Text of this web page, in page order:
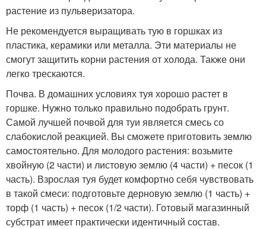
растение из пульверизатора.
Не рекомендуется выращивать тую в горшках из
пластика, керамики или металла. Эти материалы не
смогут защитить корни растения от холода. Также они
легко трескаются.
Почва. В домашних условиях туя хорошо растет в
горшке. Нужно только правильно подобрать грунт.
Самой лучшей почвой для туи является смесь со
слабокислой реакцией. Вы сможете приготовить землю
самостоятельно. Для молодого растения: возьмите
хвойную (2 части) и листовую землю (4 части) + песок (1
часть). Взрослая туя будет комфортно себя чувствовать
в такой смеси: подготовьте дерновую землю (1 часть) +
торф (1 часть) + песок (1/2 части). Готовый магазинный
субстрат имеет практически идентичный состав.